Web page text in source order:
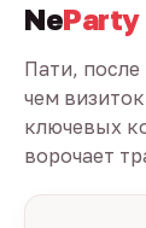
NeParty
Пати, после
чем
ключевых
ворочает